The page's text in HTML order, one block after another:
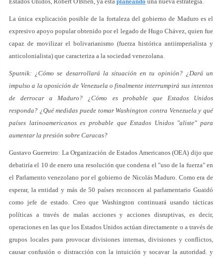
La única explicación posible de la fortaleza del gobierno de Maduro es el
expresivo apoyo popular obtenido por el legado de Hugo Chávez, quien fue
capaz de movilizar el bolivarianismo (fuerza histórica antiimperialista y
anticolonialista) que caracteriza a la sociedad venezolana.
Sputnik: ¿Cómo se desarrollará la situación en tu opinión? ¿Dará un
impulso a la oposición de Venezuela o finalmente interrumpirá sus intentos
de derrocar a Maduro? ¿Cómo es probable que Estados Unidos
responda? ¿Qué medidas puede tomar Washington contra Venezuela y qué
países latinoamericanos es probable que Estados Unidos "aliste" para
aumentar la presión sobre Caracas?
Gustavo Guerreiro: La Organización de Estados Americanos (OEA) dijo que
debatiría el 10 de enero una resolución que condena el "uso de la fuerza" en
el Parlamento venezolano por el gobierno de Nicolás Maduro. Como era de
esperar, la entidad y más de 50 países reconocen al parlamentario Guaidó
como jefe de estado. Creo que Washington continuará usando tácticas
políticas a través de malas acciones y acciones disruptivas, es decir,
operaciones en las que los Estados Unidos actúan directamente o a través de
grupos locales para provocar divisiones internas, divisiones y conflictos,
causar confusión o distracción con la intuición y socavar la autoridad. y